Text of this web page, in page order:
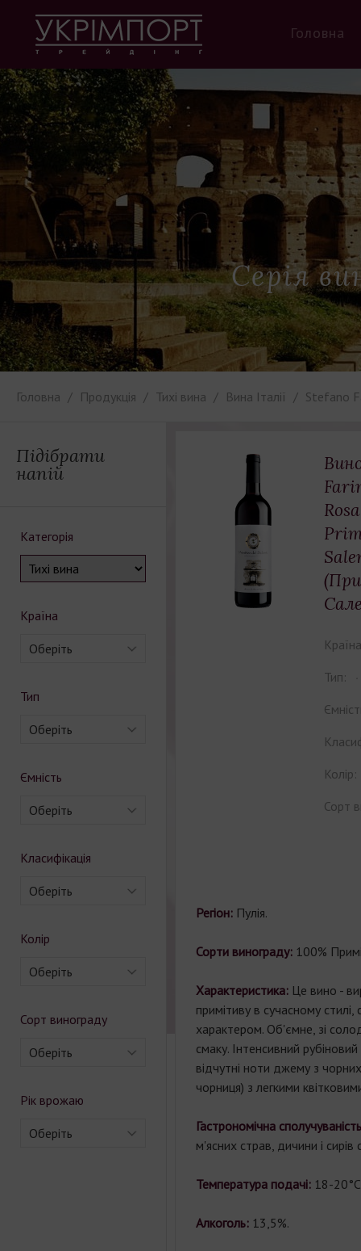
Головна
Серія
Головна Продукція Тихі вина Вина Італії Stefano
Підібрати
напій
Категорія
Країна
Оберіть
Тип
Оберіть
Ємність
Оберіть
Класифікація
Оберіть
Колір
Оберіть
Сорт винограду
Оберіть
Рік врожаю
Оберіть
Тип:
Колір:
Сорт
Регіон: Пулія.
Сорти винограду:100%
Характеристика: Це вино -
примітиву в сучасному
характером. Об'ємне, зі
смаку. Інтенсивний
відчутні ноти джему з
чорниця) з легкими
Гастрономічна
м'ясних страв, дичини і
Температура подачі:18-
Алкоголь: 13,5%.